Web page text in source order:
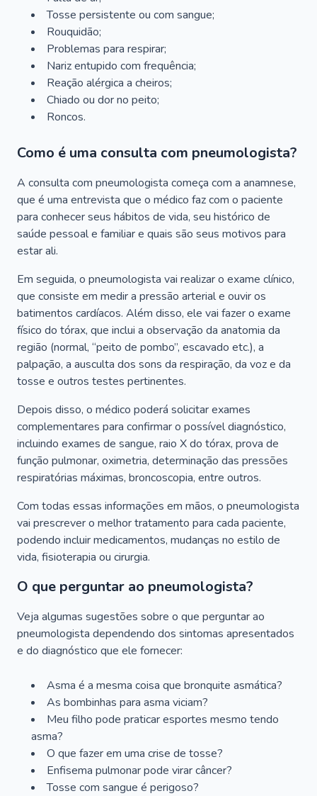
Tosse persistente ou com sangue;
Rouquidão;
Problemas para respirar;
Nariz entupido com frequência;
Reação alérgica a cheiros;
Chiado ou dor no peito;
Roncos.
Como é uma consulta com pneumologista?
A consulta com pneumologista começa com a anamnese,
que é uma entrevista que o médico faz com o paciente
para conhecer seus hábitos de vida, seu histórico de
saúde pessoal e familiar e quais são seus motivos para
estar ali.
Em seguida, o pneumologista vai realizar o exame clínico,
que consiste em medir a pressão arterial e ouvir os
batimentos cardíacos. Além disso, ele vai fazer o exame
físico do tórax, que inclui a observação da anatomia da
região (normal, “peito de pombo”, escavado etc.), a
palpação, a ausculta dos sons da respiração, da voz e da
tosse e outros testes pertinentes.
Depois disso, o médico poderá solicitar exames
complementares para confirmar o possível diagnóstico,
incluindo exames de sangue, raio X do tórax, prova de
função pulmonar, oximetria, determinação das pressões
respiratórias máximas, broncoscopia, entre outros.
Com todas essas informações em mãos, o pneumologista
vai prescrever o melhor tratamento para cada paciente,
podendo incluir medicamentos, mudanças no estilo de
vida, fisioterapia ou cirurgia.
O que perguntar ao pneumologista?
Veja algumas sugestões sobre o que perguntar ao
pneumologista dependendo dos sintomas apresentados
e do diagnóstico que ele fornecer:
Asma é a mesma coisa que bronquite asmática?
As bombinhas para asma viciam?
Meu filho pode praticar esportes mesmo tendo
asma?
O que fazer em uma crise de tosse?
Enfisema pulmonar pode virar câncer?
Tosse com sangue é perigoso?